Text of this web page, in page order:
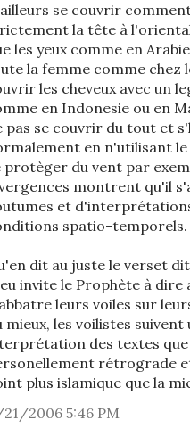
se couvrir
la tête à
les yeux comme en
la femme comme chez
les cheveux avec un
en Indonesie ou en
pas se couvrir du tout et
en n'utilisant
protèger du vent par
montrent qu'il
et
spatio-temporels.
dit au juste le verset
invite le Prophète à dire
leurs voiles sur
mieux, les voilistes
des textes
rétrograde
plus islamique que la
2006 5:46 PM